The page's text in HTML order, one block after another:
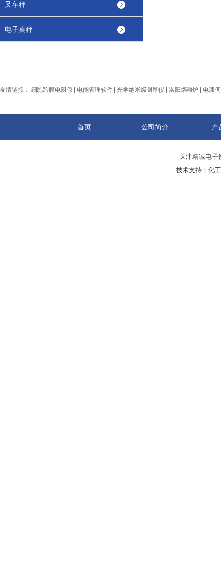
叉车秤
电子桌秤
友情链接： 细胞跨膜电阻仪 电能管理软件 光学纳米级测厚仪 洛阳熔融炉 电液
首页 公司简介 产
天津精诚电
技术支持： 化